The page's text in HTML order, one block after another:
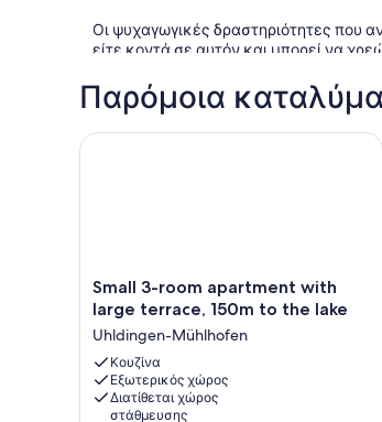
Οι ψυχαγωγικές δραστηριότητες που
είτε κοντά σε αυτόν και μπορεί να
Παρόμοια
Small
3-
room
apartment
with
large
terrace,
Small 3-room apartment with
large terrace, 150m to the lake
Uhldingen-Mühlhofen
Κουζίνα
Εξωτερικός χώρος
Διατίθεται χώρος
στάθμευσης
Small 3-room apartment with large